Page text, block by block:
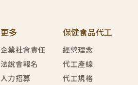
更多
企業社會責任
法說會報名
人力招募
保健食品代工
經營理念
代工產線
代工規格